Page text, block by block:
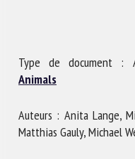
Type de document :
Animals
Auteurs : Anita Lange,
Matthias Gauly, Michael